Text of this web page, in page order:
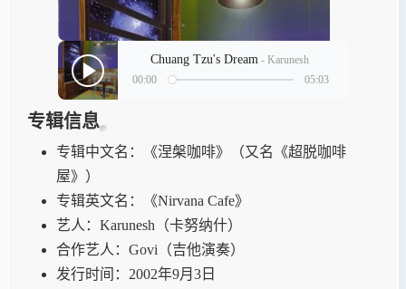
专辑信息
专辑中文名：《涅槃咖啡》（又名《超脱咖啡
屋》）
专辑英文名：《Nirvana Cafe》
艺人：Karunesh（卡努纳什）
合作艺人：Govi（吉他演奏）
发行时间：2002年9月3日